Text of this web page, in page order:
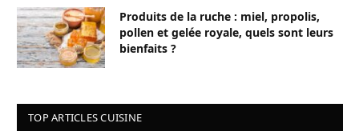
Produits de la ruche : miel, propolis,
pollen et gelée royale, quels sont leurs
bienfaits ?
TOP ARTICLES CUISINE